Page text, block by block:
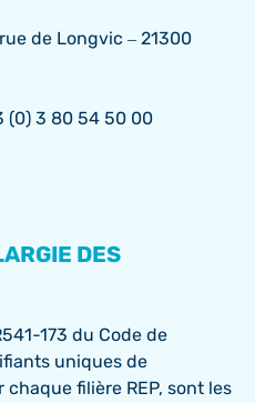
de Longvic – 21300
(0) 3 80 54 50 00
DES
173 du Code de
uniques de
chaque filière REP, sont les